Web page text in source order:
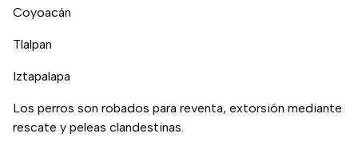
Coyoacán
Tlalpan
Iztapalapa
Los perros son robados para reventa, extorsión mediante
rescate y peleas clandestinas.